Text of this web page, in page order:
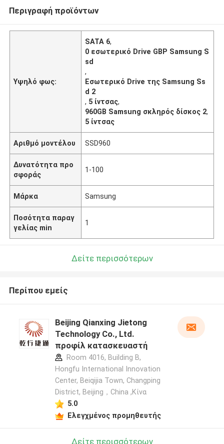
Περιγραφή προϊόντων
Υψηλό φως:
SATA 6,
0 εσωτερικό Drive GBP Samsung S
sd
,
Εσωτερικό Drive της Samsung Ss
d 2
, 5 ίντσας,
960GB Samsung σκληρός δίσκος 2,
5 ίντσας
Αριθμό μοντέλου SSD960
Δυνατότητα προ
σφοράς
1-100
Μάρκα Samsung
Ποσότητα παραγ
γελίας min
1
Δείτε περισσότερων
Περίπου εμείς
Beijing Qianxing Jietong
Technology Co., Ltd.
προφίλ κατασκευαστή
Room 4016, Building B,
Hongfu International Innovation
Center, Beiqijia Town, Changping
District, Beijing，China ,Κίνα
5.0
Ελεγχμένος προμηθευτής
Δείτε περισσότερων